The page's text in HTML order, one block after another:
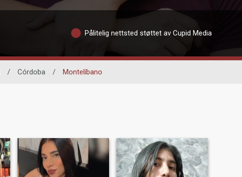
Pålitelig nettsted støttet av Cupid Media
/ Córdoba / Montelíbano